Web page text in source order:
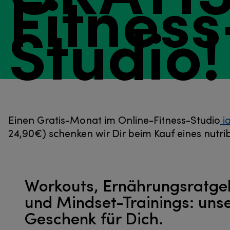
Studio!
Einen Gratis-Monat im Online-Fitness-Studio
24,90€) schenken wir Dir beim Kauf eines
Workouts,
und Mindset-Trainings:
Geschenk für Dich.